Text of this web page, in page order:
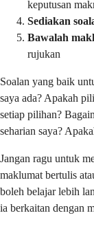
keputusan
Sediakan
Bawalah
rujukan
Soalan yang baik
saya ada? Apakah
setiap pilihan?
seharian saya?
Jangan ragu untuk
maklumat bertulis
boleh belajar lebih
ia berkaitan dengan